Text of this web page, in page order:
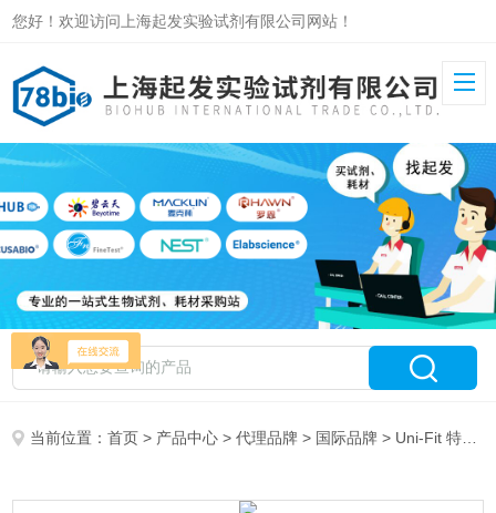
您好！欢迎访问上海起发实验试剂有限公司网站！
当前位置：首页 > 产品中心 >代理品牌 > 国际品牌 > Uni-Fit 特约代理